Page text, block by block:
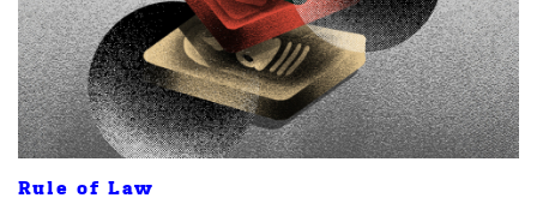
Rule of Law
ค้นหา
SHARE TWEET LINE EMAIL